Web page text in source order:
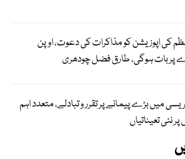
کی اپوزیشن کو مذاکرات کی دعوت، اوپن
پر بات ہوگی، طارق فضل چودھری
میں بڑے پیمانے پر تقرر و تبادلے، متعدد اہم
نئی تعیناتیاں